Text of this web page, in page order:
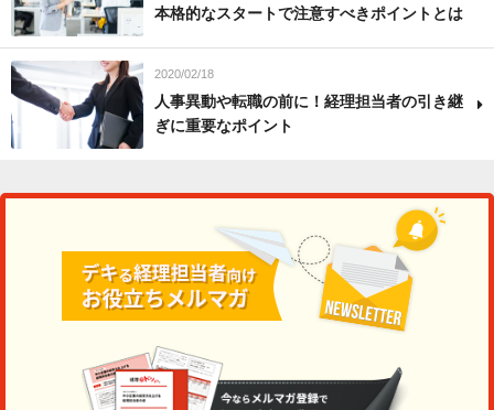
本格的なスタートで注意すべきポイントとは
2020/02/18
人事異動や転職の前に！経理担当者の引き継
ぎに重要なポイント